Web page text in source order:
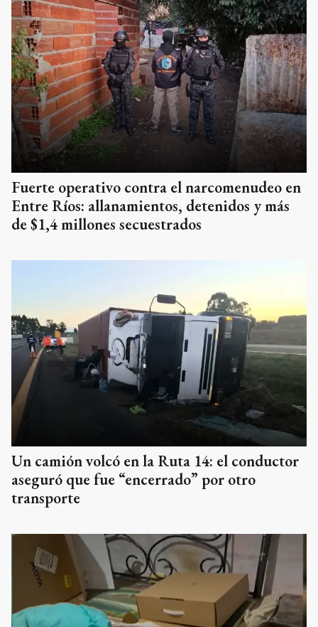
Fuerte operativo contra el narcomenudeo en
Entre Ríos: allanamientos, detenidos y más
de $1,4 millones secuestrados
Un camión volcó en la Ruta 14: el conductor
aseguró que fue “encerrado” por otro
transporte